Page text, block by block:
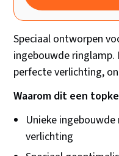
Speciaal ontworpen
ingebouwde
perfecte verlichting,
Waarom dit een
Unieke
verlichting